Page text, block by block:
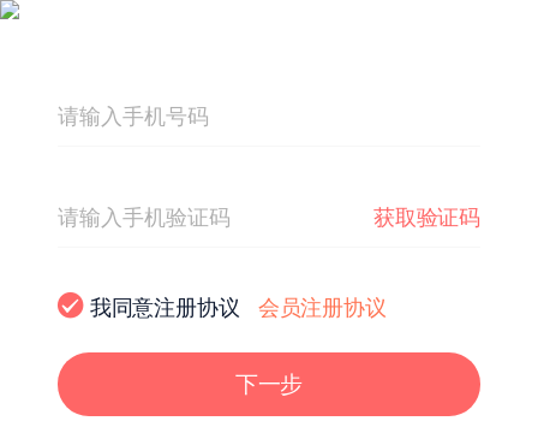
获取验证码
我同意注册协议 会员注册协议
下一步